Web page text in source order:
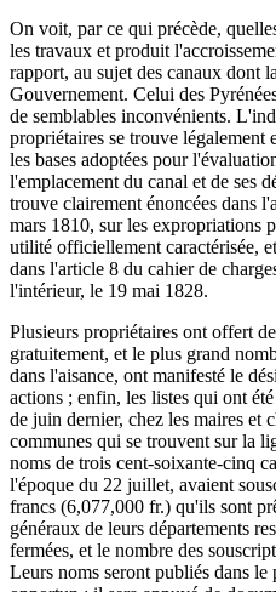
On voit, par ce qui précède,
les travaux et produit
rapport, au sujet des canaux dont
Gouvernement. Celui des
de semblables inconvénients.
propriétaires se trouve
les bases adoptées pour
l'emplacement du canal et de ses
trouve clairement énoncées dans
mars 1810, sur les expropriations
utilité officiellement caractérisée,
dans l'article 8 du cahier de
l'intérieur, le 19 mai 1828.
Plusieurs propriétaires ont offert
gratuitement, et le plus grand
dans l'aisance, ont manifesté le
actions ; enfin, les listes qui ont
de juin dernier, chez les maires et
communes qui se trouvent sur la
noms de trois cent-soixante-cinq
l'époque du 22 juillet, avaient
francs (6,077,000 fr.) qu'ils sont
généraux de leurs départements
fermées, et le nombre des
Leurs noms seront publiés dans le